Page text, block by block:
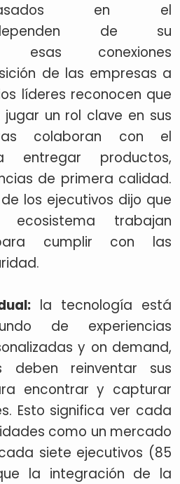
en el
de su
esas conexiones
de las empresas a
líderes reconocen que
un rol clave en sus
colaboran con el
entregar productos,
de primera calidad.
los ejecutivos dijo que
trabajan
cumplir con las
la tecnología está
de experiencias
y on demand,
reinventar sus
encontrar y capturar
Esto significa ver cada
como un mercado
siete ejecutivos (85
la integración de la